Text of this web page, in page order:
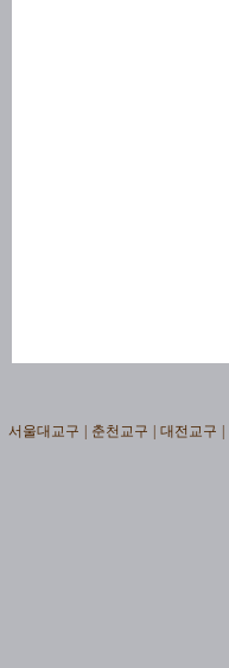
서울대교구 춘천교구 대전교구